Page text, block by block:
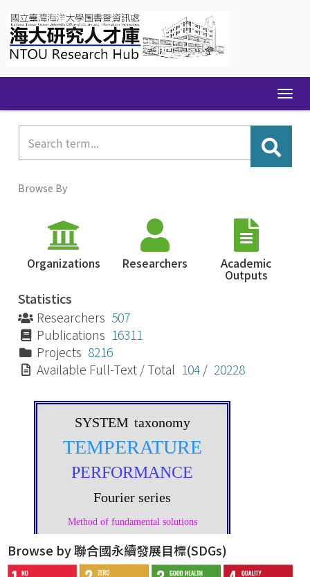
navigation
Browse By
Organizations Researchers Academic
Outputs
Statistics
Researchers 507
Publications 16311
Projects 8216
Available Full-Text / Total 104 / 20228
Browse by 聯合國永續發展目標(SDGs)